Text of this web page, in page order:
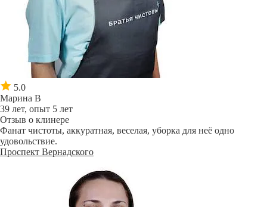
5.0
Марина В
39 лет, опыт 5 лет
Отзыв о клинере
Фанат чистоты, аккуратная, веселая, уборка для неё одно
удовольствие.
Проспект Вернадского